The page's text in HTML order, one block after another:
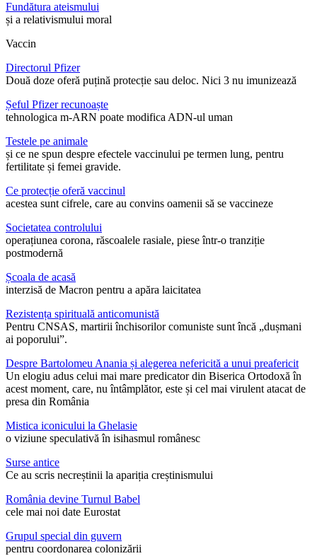
Fundătura ateismului
și a relativismului moral
Vaccin
Directorul Pfizer
Două doze oferă puțină protecție sau deloc. Nici 3 nu imunizează
Șeful Pfizer recunoaște
tehnologica m-ARN poate modifica ADN-ul uman
Testele pe animale
și ce ne spun despre efectele vaccinului pe termen lung, pentru
fertilitate și femei gravide.
Ce protecție oferă vaccinul
acestea sunt cifrele, care au convins oamenii să se vaccineze
Societatea controlului
operațiunea corona, răscoalele rasiale, piese într-o tranziție
postmodernă
Școala de acasă
interzisă de Macron pentru a apăra laicitatea
Rezistența spirituală anticomunistă
Pentru CNSAS, martirii închisorilor comuniste sunt încă „dușmani
ai poporului”.
Despre Bartolomeu Anania și alegerea nefericită a unui preafericit
Un elogiu adus celui mai mare predicator din Biserica Ortodoxă în
acest moment, care, nu întâmplător, este și cel mai virulent atacat de
presa din România
Mistica iconicului la Ghelasie
o viziune speculativă în isihasmul românesc
Surse antice
Ce au scris necreștinii la apariția creștinismului
România devine Turnul Babel
cele mai noi date Eurostat
Grupul special din guvern
pentru coordonarea colonizării